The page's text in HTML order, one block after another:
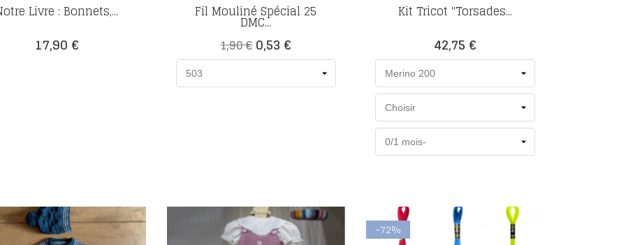
Livre : Bonnets,...
Prix
17,90 €
Fil Mouliné Spécial 25
DMC...
Prix
de
1,90 €Prix
0,53 €
Kit Tricot "Torsades...
Prix
42,75 €
-72%